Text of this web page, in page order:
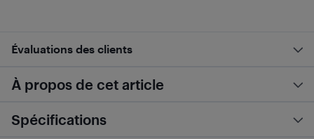
Évaluations des clients
À propos de cet article
Spécifications